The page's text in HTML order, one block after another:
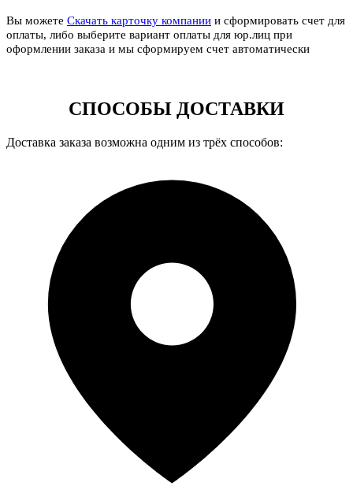
Вы можете Скачать карточку компании и сформировать счет для
оплаты, либо выберите вариант оплаты для юр.лиц при
оформлении заказа и мы сформируем счет автоматически
СПОСОБЫ ДОСТАВКИ
Доставка заказа возможна одним из трёх способов: